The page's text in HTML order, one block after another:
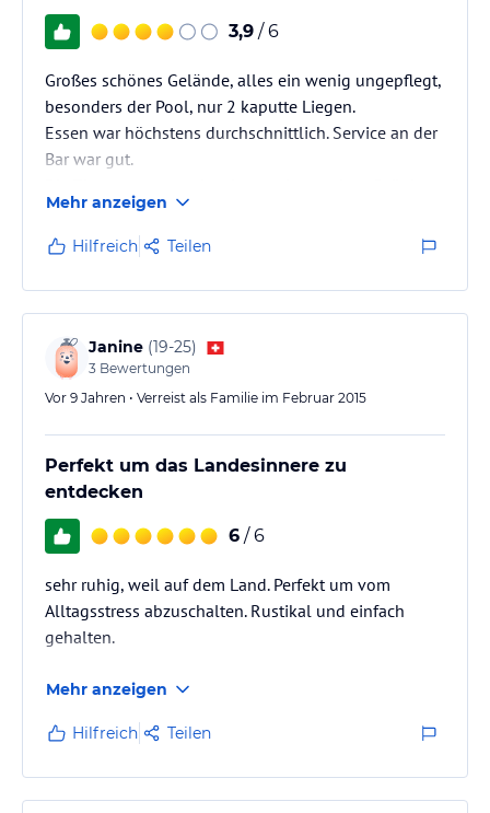
3,9 / 6
Großes schönes Gelände, alles ein wenig ungepflegt,
besonders der Pool, nur 2 kaputte Liegen.
Essen war höchstens durchschnittlich. Service an der
Bar war gut.
Die Ranch war ziemlich abgelegen, der Weg zu den
Wasserfällen nicht gekennzeichnet, schwer zu finden.
Ich würde in einem anderen Hotel übernachten.
Mehr anzeigen
Hilfreich Teilen
Janine (19-25)
3 Bewertungen
Vor 9 Jahren • Verreist als Familie im Februar 2015
Perfekt um das Landesinnere zu
entdecken
6 / 6
sehr ruhig, weil auf dem Land. Perfekt um vom
Alltagsstress abzuschalten. Rustikal und einfach
gehalten.
Mehr anzeigen
Hilfreich Teilen